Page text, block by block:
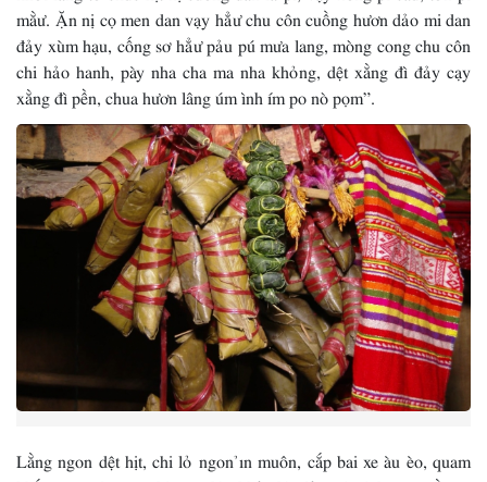
mằư. Ặn nị cọ men dan vạy hẳư chu côn cuồng hươn dảo mi dan
đảy xùm hạu, cống sơ hẳư pảu pú mưa lang, mòng cong chu côn
chi hảo hanh, pày nha cha ma nha khỏng, dệt xằng đì đảy cạy
xằng đì pền, chua hươn lâng úm ình ím po nò pọm”.
Lằng ngon dệt hịt, chi lỏ ngon ỉn muôn, cắp bai xe àu èo, quam